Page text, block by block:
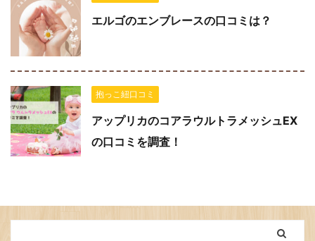
エルゴのエンブレースの口コミは？
抱っこ紐口コミ
アップリカのコアラウルトラメッシュEX
の口コミを調査！